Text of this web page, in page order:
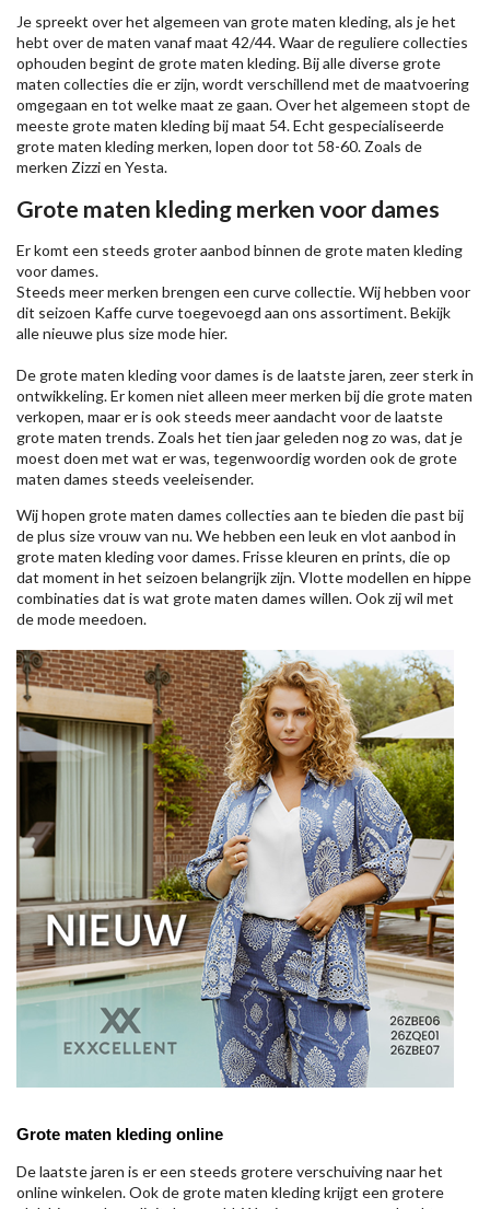
Je spreekt over het algemeen van grote maten kleding, als je het
hebt over de maten vanaf maat 42/44. Waar de reguliere collecties
ophouden begint de grote maten kleding. Bij alle diverse grote
maten collecties die er zijn, wordt verschillend met de maatvoering
omgegaan en tot welke maat ze gaan. Over het algemeen stopt de
meeste grote maten kleding bij maat 54. Echt gespecialiseerde
grote maten kleding merken, lopen door tot 58-60. Zoals de
merken Zizzien Yesta.
Grote maten kleding merken voor dames
Er komt een steeds groter aanbod binnen de grote maten kleding
voor dames.
Steeds meer merken brengen een curve collectie. Wij hebben voor
dit seizoen Kaffecurve toegevoegd aan ons assortiment. Bekijk
alle nieuweplus size modehier.
De grote maten kleding voor dames is de laatste jaren, zeer sterk in
ontwikkeling. Er komen niet alleen meer merken bij die grote maten
verkopen, maar er is ook steeds meer aandacht voor de laatste
grote maten trends. Zoals het tien jaar geleden nog zo was, dat je
moest doen met wat er was, tegenwoordig worden ook de grote
maten dames steeds veeleisender.
Wij hopen grote maten dames collecties aan te bieden die past bij
de plus size vrouw van nu. We hebben een leuk en vlot aanbod in
grote maten kleding voor dames. Frisse kleuren en prints, die op
dat moment in het seizoen belangrijk zijn. Vlotte modellen en hippe
combinaties dat is wat grote maten dames willen. Ook zij wil met
de mode meedoen.
Grote maten kleding online
De laatste jaren is er een steeds grotere verschuiving naar het
online winkelen. Ook de grote maten kleding krijgt een grotere